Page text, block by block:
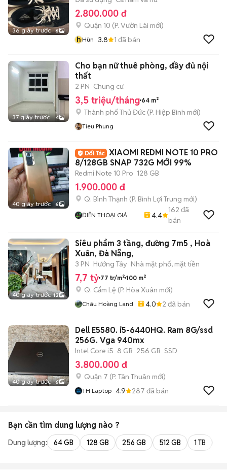
36 giây trước 6
2.800.000 đ
Quận 10 (P. Vườn Lài mới)
hHùn 3.8 1 đã bán
37 giây trước 4
Cho bạn nữ thuê phòng, đầy đủ nội
thất
2 PN Chung cư
3,5 triệu/tháng 64 m²
Thành phố Thủ Đức (P. Hiệp Bình mới)
Tieu Phung
40 giây trước 6
XIAOMI REDMI NOTE 10 PRO
8/128GB SNAP 732G MỚI 99%
Redmi Note 10 Pro 128 GB
1.900.000 đ
Q. Bình Thạnh (P. Bình Lợi Trung mới)
ĐIỆN THOẠI GIÁ
4.4
162 đã
bán
40 giây trước 12
Siêu phẩm 3 tầng, đường 7m5 , Hoà
Xuân, Đà Nẵng,
3 PN Hướng Tây Nhà mặt phố, mặt tiền
7,7 tỷ 77 tr/m² 100 m²
Q. Cẩm Lệ (P. Hòa Xuân mới)
Châu Hoàng Land 4.0 2 đã bán
40 giây trước 6
Dell E5580. i5-6440HQ. Ram 8G/ssd
256G. Vga 940mx
Intel Core i5 8 GB 256 GB SSD
3.800.000 đ
Quận 7 (P. Tân Thuận mới)
TH Laptop 4.9 287 đã bán
Bạn cần tìm dung lượng nào ?
Dung lượng: 64 GB 128 GB 256 GB 512 GB 1 TB